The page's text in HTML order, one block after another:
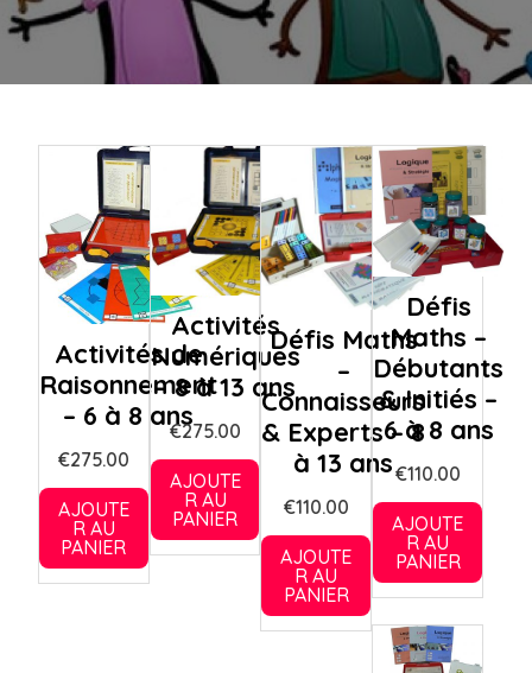
Activités de
Raisonnement
– 6 à 8 ans
€275.00
AJOUTE
R AU
PANIER
Activités
Numériques
– 8 à 13 ans
€275.00
AJOUTE
R AU
PANIER
Défis Maths
–
Connaisseurs
& Experts – 8
à 13 ans
€110.00
AJOUTE
R AU
PANIER
Défis
Maths –
Débutants
& Initiés –
6 à 8 ans
€110.00
AJOUTE
R AU
PANIER